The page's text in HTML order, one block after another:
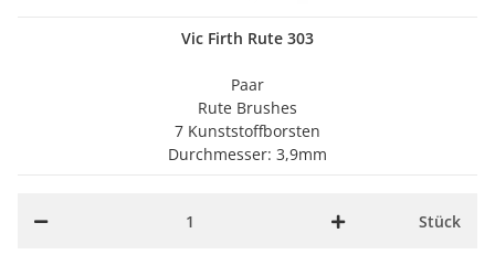
Vic Firth Rute 303
Paar
Rute Brushes
7 Kunststoffborsten
Durchmesser: 3,9mm
Stück